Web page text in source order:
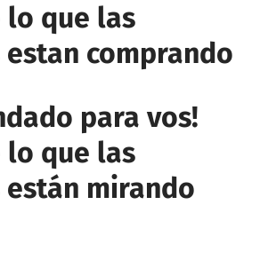
lo que las
comprando
para vos!
lo que las
están mirando